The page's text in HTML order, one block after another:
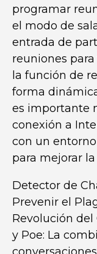
programar
el modo de
entrada de
reuniones
la función de
forma
es importante
conexión a
con un
para mejorar
Detector de
Prevenir el
Revolución
y Poe: La